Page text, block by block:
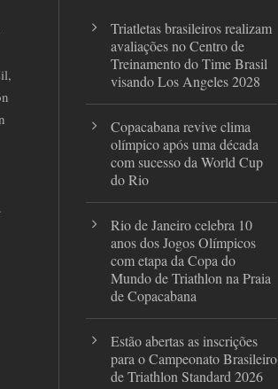
Triatletas brasileiros realizam
avaliações no Centro de
Treinamento do Time Brasil
visando Los Angeles 2028
Copacabana revive clima
olímpico após uma década
com sucesso da World Cup
do Rio
Rio de Janeiro celebra 10
anos dos Jogos Olímpicos
com etapa da Copa do
Mundo de Triathlon na Praia
de Copacabana
Estão abertas as inscrições
para o Campeonato Brasileiro
de Triathlon Standard 2026